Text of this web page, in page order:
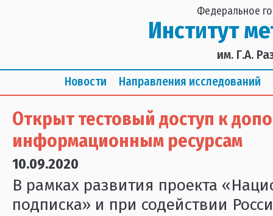
Федеральное
Институт
им. Г.А.
Новости Направления исследований
Открыт тестовый доступ к
информационным ресурсам
10.09.2020
В рамках развития проекта
подписка» и при содействии